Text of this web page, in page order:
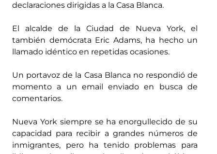
declaraciones dirigidas a la Casa Blanca.
El alcalde de la Ciudad de Nueva York, el
también demócrata Eric Adams, ha hecho un
llamado idéntico en repetidas ocasiones.
Un portavoz de la Casa Blanca no respondió de
momento a un email enviado en busca de
comentarios.
Nueva York siempre se ha enorgullecido de su
capacidad para recibir a grandes números de
inmigrantes, pero ha tenido problemas para